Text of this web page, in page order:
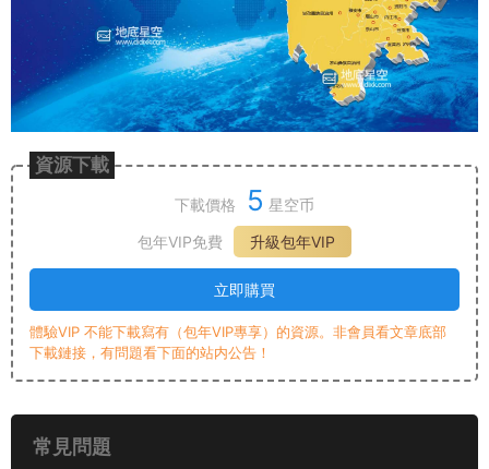
資源下載
下載價格 5 星空币
包年VIP免費
升級包年VIP
立即購買
體驗VIP 不能下載寫有（包年VIP專享）的資源。非會員看文章底部
下載鏈接，有問題看下面的站内公告！
常見問題